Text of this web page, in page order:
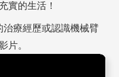
實的生活！
治療經歷或認識機械臂
片。